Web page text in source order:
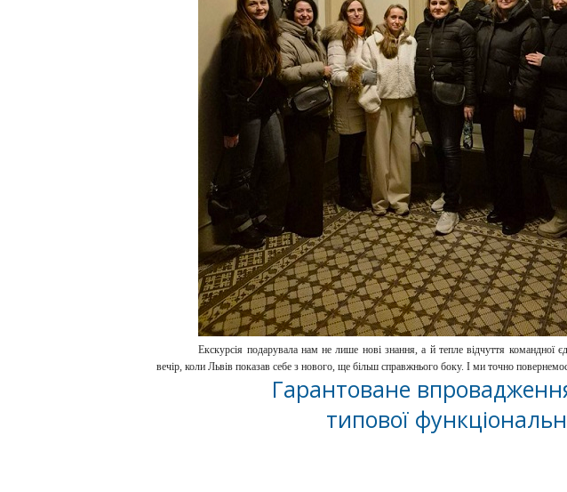
Екскурсія подарувала нам не лише нові знання, а й тепле відчуття командної
вечір, коли Львів показав себе з нового, ще більш справжнього боку. І ми точно
Гарантоване
типової